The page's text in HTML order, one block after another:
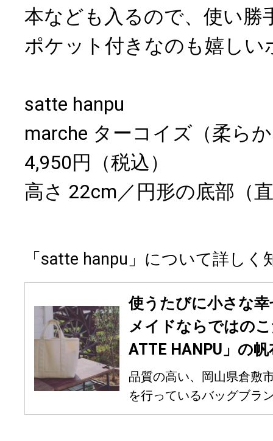
本なども入るので、使い勝
ポケット付きなのも嬉しい
satte hanpu
marche ターコイズ（柔ら
4,950円（税込）
高さ 22cm／円形の底部（
「satte hanpu」について詳し
使うたびに小さな
メイドならではの
ATTE HANPU」の
品質の高い、岡山県倉敷
を行っているバッグブラ